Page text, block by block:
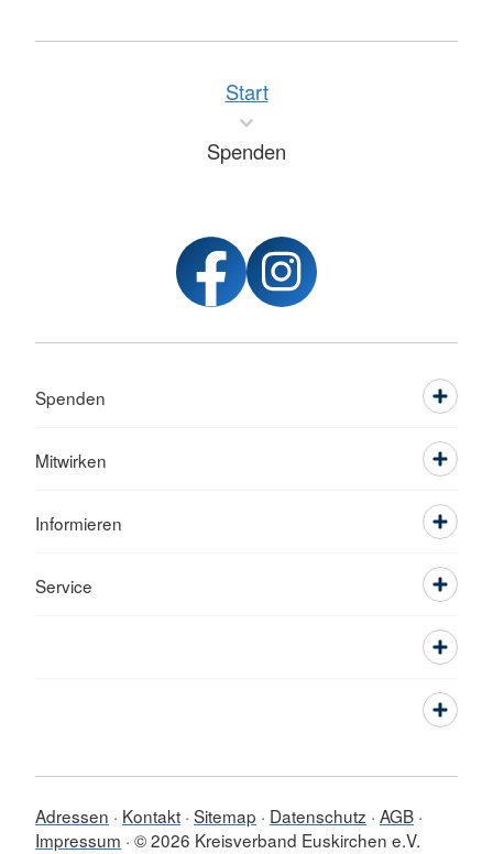
Start
Spenden
Spenden
Mitwirken
Informieren
Service
Adressen Kontakt Sitemap Datenschutz AGB
Impressum © 2026 Kreisverband Euskirchen e.V.